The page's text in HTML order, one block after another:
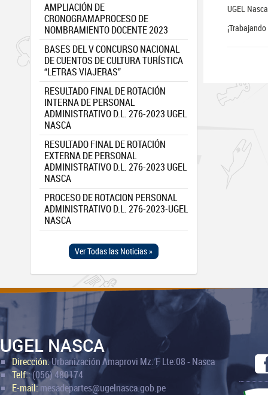
AMPLIACIÓN DE
CRONOGRAMAPROCESO DE
NOMBRAMIENTO DOCENTE 2023
BASES DEL V CONCURSO NACIONAL
DE CUENTOS DE CULTURA TURÍSTICA
“LETRAS VIAJERAS”
RESULTADO FINAL DE ROTACIÓN
INTERNA DE PERSONAL
ADMINISTRATIVO D.L. 276-2023 UGEL
NASCA
RESULTADO FINAL DE ROTACIÓN
EXTERNA DE PERSONAL
ADMINISTRATIVO D.L. 276-2023 UGEL
NASCA
PROCESO DE ROTACION PERSONAL
ADMINISTRATIVO D.L. 276-2023-UGEL
NASCA
Ver Todas las Noticias »
UGEL
UGEL NASCA
Dirección:Urbanización Amaprovi Mz: F Lte:08 - Nasca
Telf.:(056) 480174
E-mail:mesadepartes@ugelnasca.gob.pe